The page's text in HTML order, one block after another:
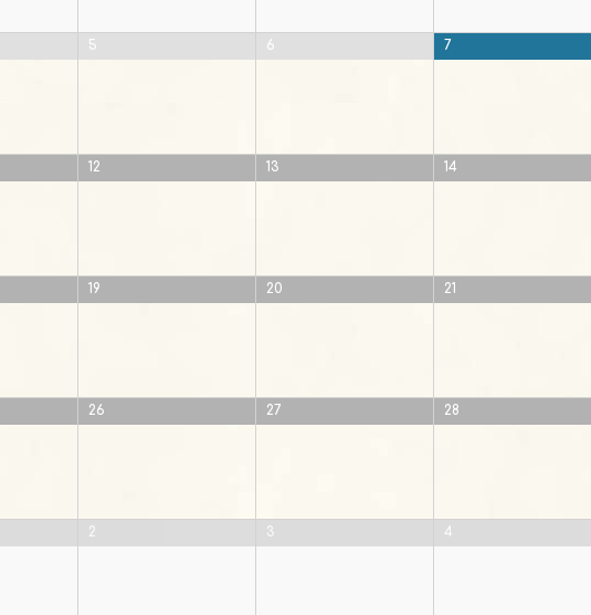
5 6 7
12 13 14
19 20 21
26 27 28
2 3 4